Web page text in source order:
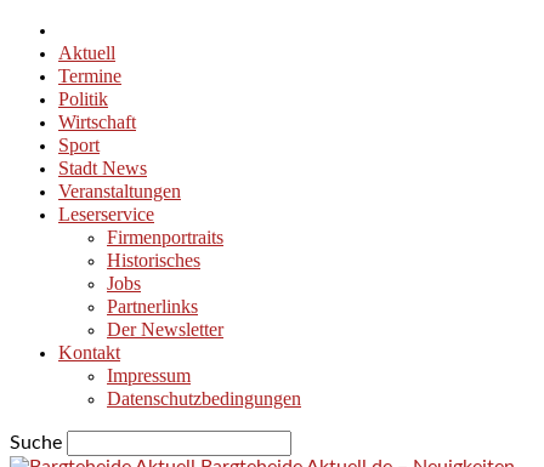
Aktuell
Termine
Politik
Wirtschaft
Sport
Stadt News
Veranstaltungen
Leserservice
Firmenportraits
Historisches
Jobs
Partnerlinks
Der Newsletter
Kontakt
Impressum
Datenschutzbedingungen
Suche